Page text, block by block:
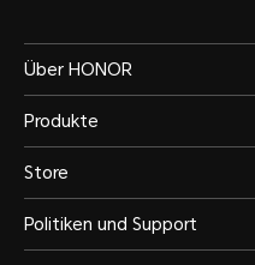
Über HONOR
Produkte
Store
Politiken und Support